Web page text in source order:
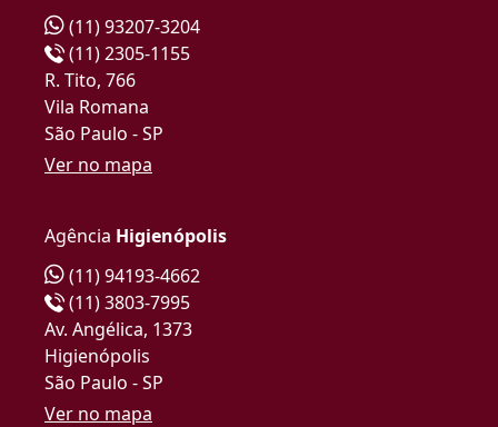
(11) 93207-3204
(11) 2305-1155
R. Tito, 766
Vila Romana
São Paulo - SP
Ver no mapa
Agência Higienópolis
(11) 94193-4662
(11) 3803-7995
Av. Angélica, 1373
Higienópolis
São Paulo - SP
Ver no mapa